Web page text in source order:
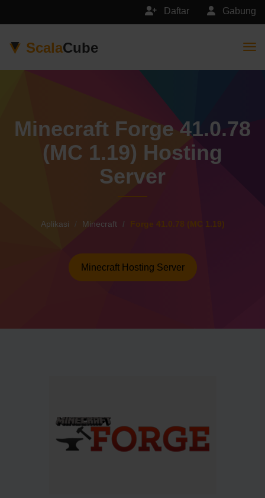
Gabung
Daftar
ScalaCube
Minecraft Forge 41.0.78
(MC 1.19) Hosting
Server
Aplikasi Minecraft Forge 41.0.78 (MC 1.19)
Minecraft Hosting Server